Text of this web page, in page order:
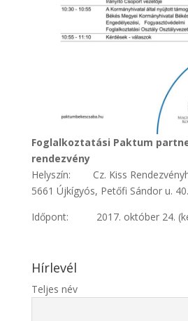
Foglalkoztatási Paktum
rendezvény
Helyszín: Cz. Kiss
5661 Újkígyós, Petőfi Sándor u. 40.
Időpont: 2017. október 24.
Hírlevél
Teljes név